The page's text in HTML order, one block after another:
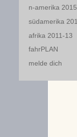
n-amerika
südamerika
afrika 2011-13
fahrPLAN
melde dich